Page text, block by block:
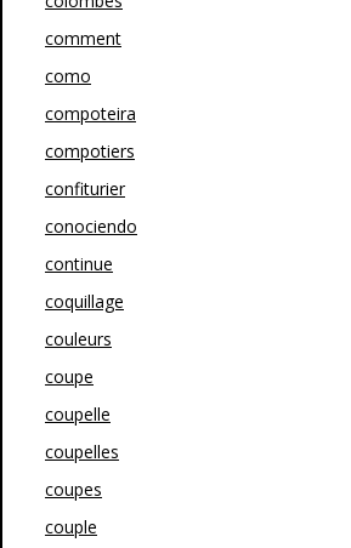
comment
como
compoteira
compotiers
confiturier
conociendo
continue
coquillage
couleurs
coupe
coupelle
coupelles
coupes
couple